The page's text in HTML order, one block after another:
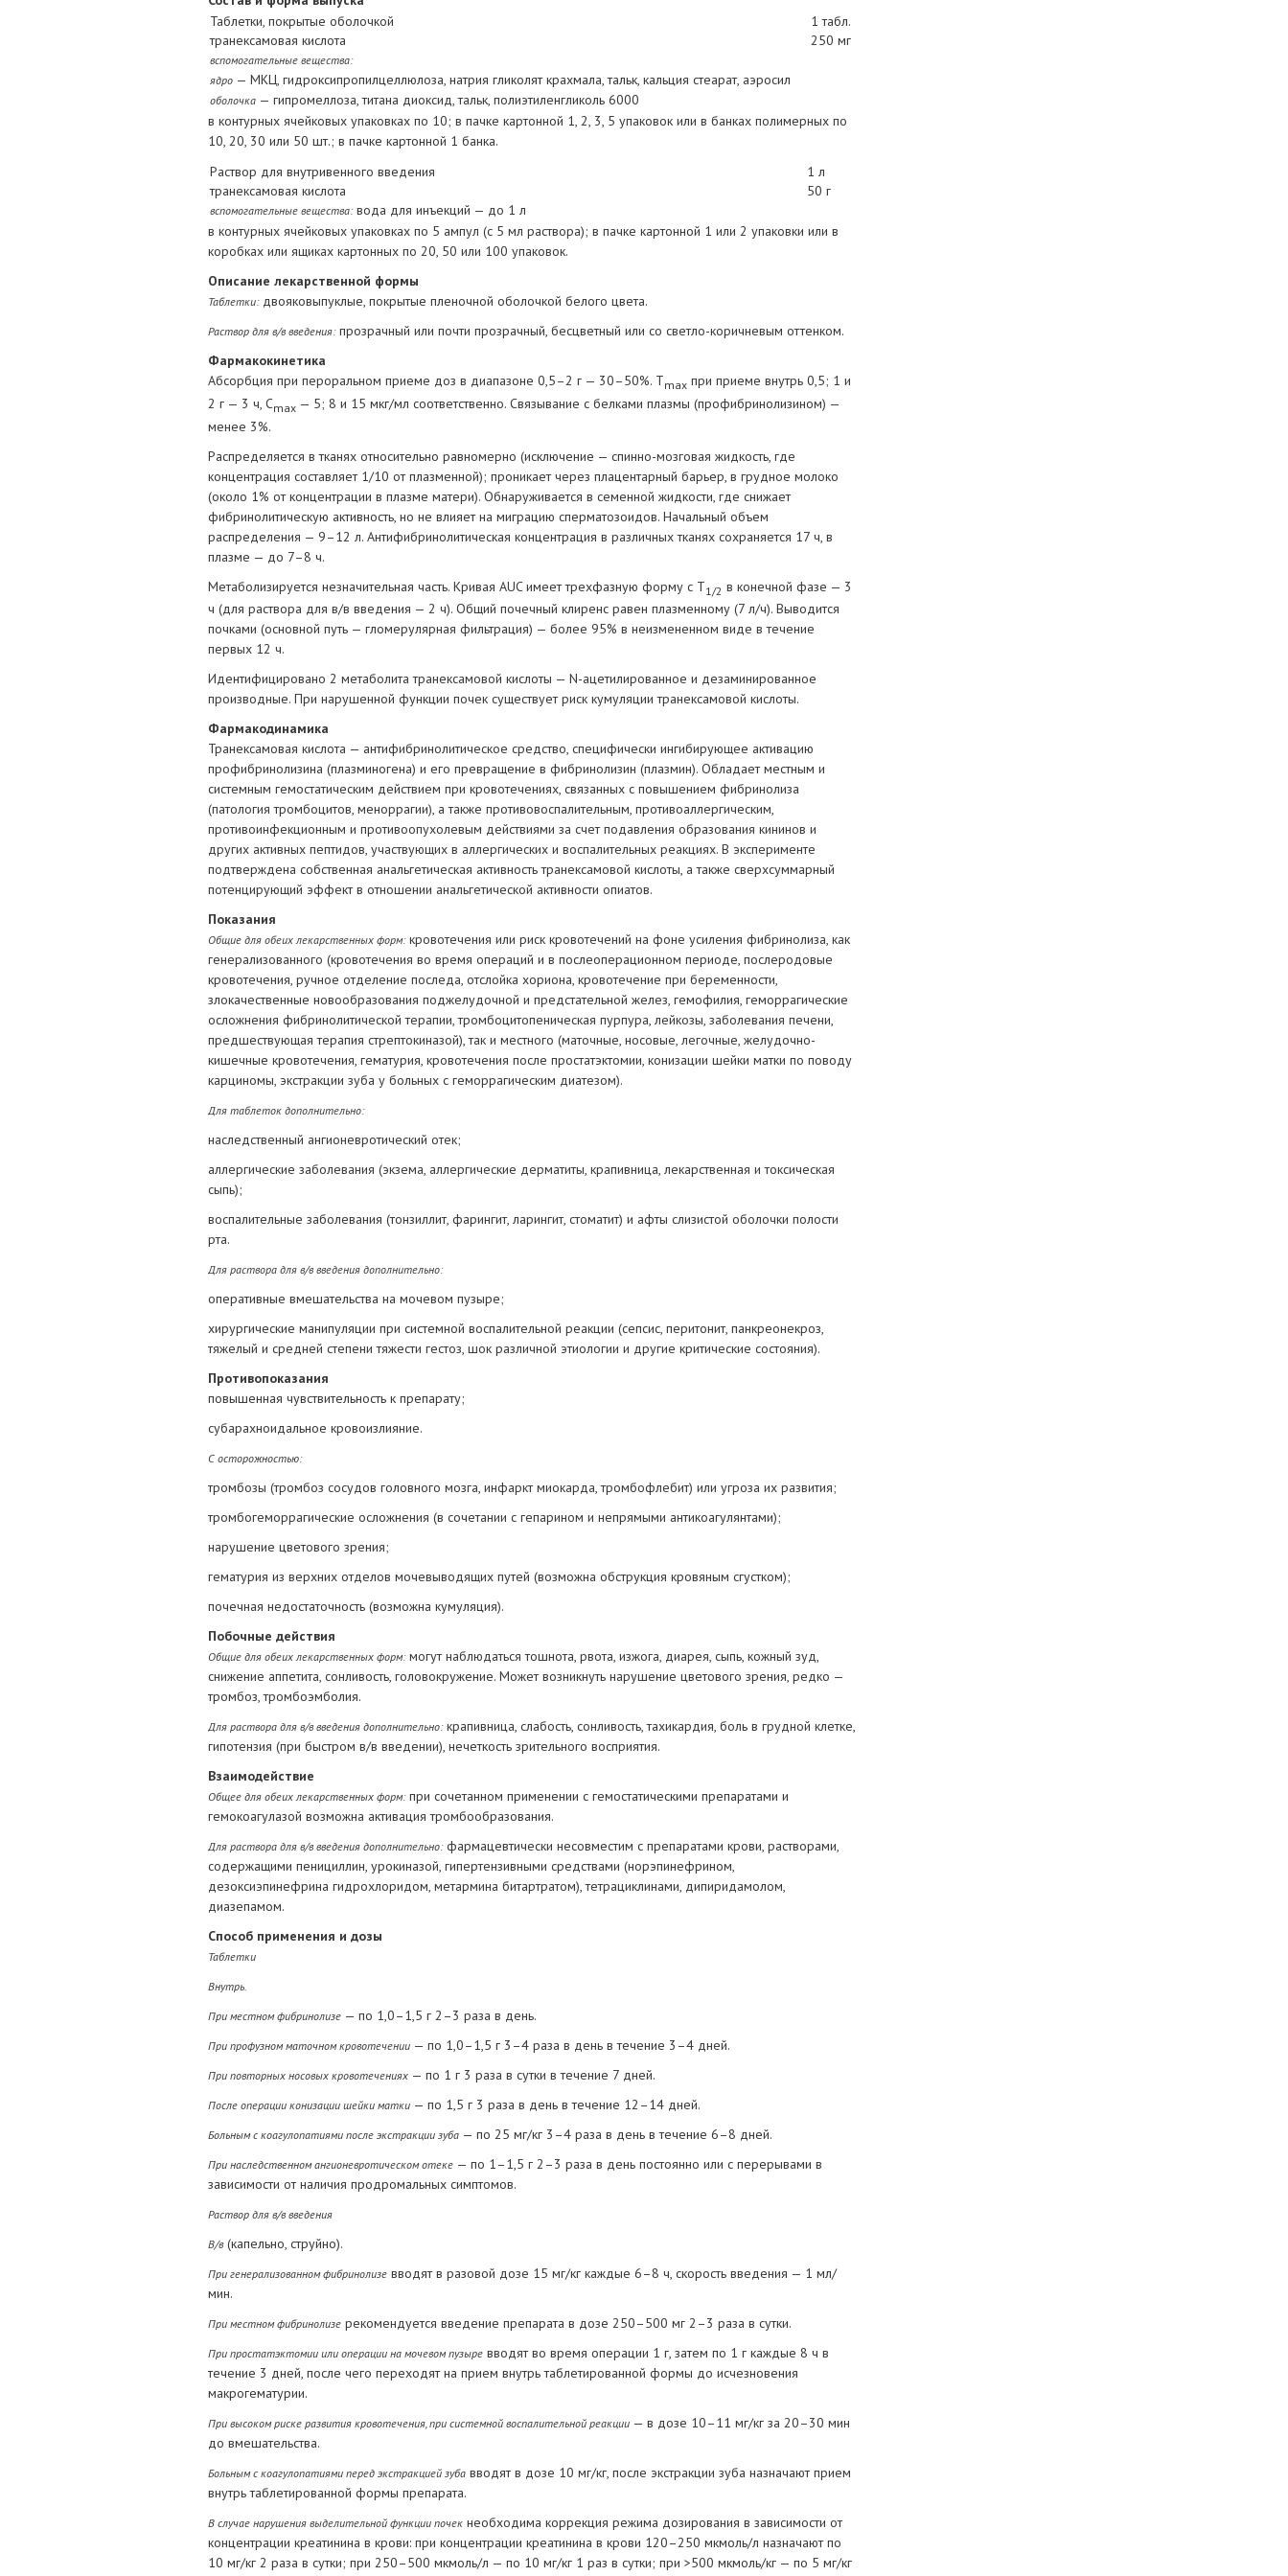
Таблетки, покрытые оболочкой
1 табл.
транексамовая кислота
250 мг
вспомогательные вещества:
ядро — МКЦ, гидроксипропилцеллюлоза, натрия гликолят крахмала, тальк, кальция стеарат, аэросил
оболочка — гипромеллоза, титана диоксид, тальк, полиэтиленгликоль 6000
в контурных ячейковых упаковках по 10; в пачке картонной 1, 2, 3, 5 упаковок или в банках полимерных по
10, 20, 30 или 50 шт.; в пачке картонной 1 банка.
Раствор для внутривенного введения
1 л
транексамовая кислота
50 г
вспомогательные вещества:вода для инъекций — до 1 л
в контурных ячейковых упаковках по 5 ампул (с 5 мл раствора); в пачке картонной 1 или 2 упаковки или в
коробках или ящиках картонных по 20, 50 или 100 упаковок.
Описание лекарственной формы
Таблетки:двояковыпуклые, покрытые пленочной оболочкой белого цвета.
Раствор для в/в введения:прозрачный или почти прозрачный, бесцветный или со светло-коричневым оттенком.
Фармакокинетика
Абсорбция при пероральном приеме доз в диапазоне 0,5–2 г — 30–50%. Tmax при приеме внутрь 0,5; 1 и
2 г — 3 ч, Cmax — 5; 8 и 15 мкг/мл соответственно. Связывание с белками плазмы (профибринолизином) —
менее 3%.
Распределяется в тканях относительно равномерно (исключение — спинно-мозговая жидкость, где
концентрация составляет 1/10 от плазменной); проникает через плацентарный барьер, в грудное молоко
(около 1% от концентрации в плазме матери). Обнаруживается в семенной жидкости, где снижает
фибринолитическую активность, но не влияет на миграцию сперматозоидов. Начальный объем
распределения — 9–12 л. Антифибринолитическая концентрация в различных тканях сохраняется 17 ч, в
плазме — до 7–8 ч.
Метаболизируется незначительная часть. Кривая AUC имеет трехфазную форму с T1/2 в конечной фазе — 3
ч (для раствора для в/в введения — 2 ч). Общий почечный клиренс равен плазменному (7 л/ч). Выводится
почками (основной путь — гломерулярная фильтрация) — более 95% в неизмененном виде в течение
первых 12 ч.
Идентифицировано 2 метаболита транексамовой кислоты — N-ацетилированное и дезаминированное
производные. При нарушенной функции почек существует риск кумуляции транексамовой кислоты.
Фармакодинамика
Транексамовая кислота — антифибринолитическое средство, специфически ингибирующее активацию
профибринолизина (плазминогена) и его превращение в фибринолизин (плазмин). Обладает местным и
системным гемостатическим действием при кровотечениях, связанных с повышением фибринолиза
(патология тромбоцитов, меноррагии), а также противовоспалительным, противоаллергическим,
противоинфекционным и противоопухолевым действиями за счет подавления образования кининов и
других активных пептидов, участвующих в аллергических и воспалительных реакциях. В эксперименте
подтверждена собственная анальгетическая активность транексамовой кислоты, а также сверхсуммарный
потенцирующий эффект в отношении анальгетической активности опиатов.
Показания
Общие для обеих лекарственных форм:кровотечения или риск кровотечений на фоне усиления фибринолиза, как
генерализованного (кровотечения во время операций и в послеоперационном периоде, послеродовые
кровотечения, ручное отделение последа, отслойка хориона, кровотечение при беременности,
злокачественные новообразования поджелудочной и предстательной желез, гемофилия, геморрагические
осложнения фибринолитической терапии, тромбоцитопеническая пурпура, лейкозы, заболевания печени,
предшествующая терапия стрептокиназой), так и местного (маточные, носовые, легочные, желудочно-
кишечные кровотечения, гематурия, кровотечения после простатэктомии, конизации шейки матки по поводу
карциномы, экстракции зуба у больных с геморрагическим диатезом).
Для таблеток дополнительно:
наследственный ангионевротический отек;
аллергические заболевания (экзема, аллергические дерматиты, крапивница, лекарственная и токсическая
сыпь);
воспалительные заболевания (тонзиллит, фарингит, ларингит, стоматит) и афты слизистой оболочки полости
рта.
Для раствора для в/в введения дополнительно:
оперативные вмешательства на мочевом пузыре;
хирургические манипуляции при системной воспалительной реакции (сепсис, перитонит, панкреонекроз,
тяжелый и средней степени тяжести гестоз, шок различной этиологии и другие критические состояния).
Противопоказания
повышенная чувствительность к препарату;
субарахноидальное кровоизлияние.
С осторожностью:
тромбозы (тромбоз сосудов головного мозга, инфаркт миокарда, тромбофлебит) или угроза их развития;
тромбогеморрагические осложнения (в сочетании с гепарином и непрямыми антикоагулянтами);
нарушение цветового зрения;
гематурия из верхних отделов мочевыводящих путей (возможна обструкция кровяным сгустком);
почечная недостаточность (возможна кумуляция).
Побочные действия
Общие для обеих лекарственных форм:могут наблюдаться тошнота, рвота, изжога, диарея, сыпь, кожный зуд,
снижение аппетита, сонливость, головокружение. Может возникнуть нарушение цветового зрения, редко —
тромбоз, тромбоэмболия.
Для раствора для в/в введения дополнительно:крапивница, слабость, сонливость, тахикардия, боль в грудной клетке,
гипотензия (при быстром в/в введении), нечеткость зрительного восприятия.
Взаимодействие
Общее для обеих лекарственных форм:при сочетанном применении с гемостатическими препаратами и
гемокоагулазой возможна активация тромбообразования.
Для раствора для в/в введения дополнительно:фармацевтически несовместим с препаратами крови, растворами,
содержащими пенициллин, урокиназой, гипертензивными средствами (норэпинефрином,
дезоксиэпинефрина гидрохлоридом, метармина битартратом), тетрациклинами, дипиридамолом,
диазепамом.
Способ применения и дозы
Таблетки
Внутрь.
При местном фибринолизе — по 1,0–1,5 г 2–3 раза в день.
При профузном маточном кровотечении — по 1,0–1,5 г 3–4 раза в день в течение 3–4 дней.
При повторных носовых кровотечениях — по 1 г 3 раза в сутки в течение 7 дней.
После операции конизации шейки матки — по 1,5 г 3 раза в день в течение 12–14 дней.
Больным с коагулопатиями после экстракции зуба — по 25 мг/кг 3–4 раза в день в течение 6–8 дней.
При наследственном ангионевротическом отеке — по 1–1,5 г 2–3 раза в день постоянно или с перерывами в
зависимости от наличия продромальных симптомов.
Раствор для в/в введения
В/в (капельно, струйно).
При генерализованном фибринолизе вводят в разовой дозе 15 мг/кг каждые 6–8 ч, скорость введения — 1 мл/
мин.
При местном фибринолизе рекомендуется введение препарата в дозе 250–500 мг 2–3 раза в сутки.
При простатэктомии или операции на мочевом пузыре вводят во время операции 1 г, затем по 1 г каждые 8 ч в
течение 3 дней, после чего переходят на прием внутрь таблетированной формы до исчезновения
макрогематурии.
При высоком риске развития кровотечения, при системной воспалительной реакции — в дозе 10–11 мг/кг за 20–30 мин
до вмешательства.
Больным с коагулопатиями перед экстракцией зуба вводят в дозе 10 мг/кг, после экстракции зуба назначают прием
внутрь таблетированной формы препарата.
В случае нарушения выделительной функции почек необходима коррекция режима дозирования в зависимости от
концентрации креатинина в крови: при концентрации креатинина в крови 120–250 мкмоль/л назначают по
10 мг/кг 2 раза в сутки; при 250–500 мкмоль/л — по 10 мг/кг 1 раз в сутки; при >500 мкмоль/кг — по 5 мг/кг